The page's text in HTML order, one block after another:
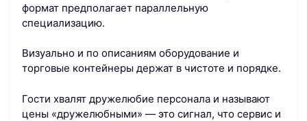
формат предполагает параллельную
специализацию.
Визуально и по описаниям оборудование и
торговые контейнеры держат в чистоте и порядке.
Гости хвалят дружелюбие персонала и называют
цены «дружелюбными» — это сигнал, что сервис и